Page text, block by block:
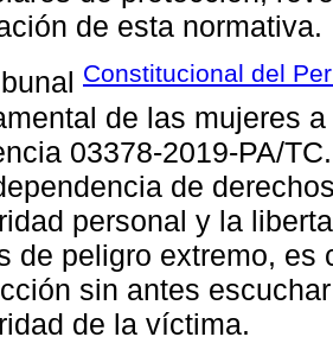
de esta normativa.
Constitucional del
de las mujeres
03378-2019-PA/
de
personal y la
de peligro extremo, es
sin antes
de la víctima.